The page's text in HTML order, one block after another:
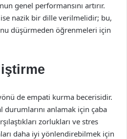
genel performansını artırır.
nazik bir dille verilmelidir; bu,
düşürmeden öğrenmeleri için
de empati kurma becerisidir.
durumlarını anlamak için çaba
zorlukları ve stres
daha iyi yönlendirebilmek için